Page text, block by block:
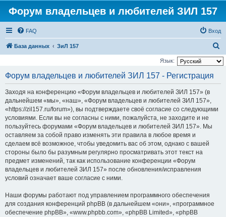
Форум владельцев и любителей ЗИЛ 157
FAQ Вход
База данных ЗиЛ 157
о
Язык:
Форум владельцев и любителей ЗИЛ 157 - Регистрация
Заходя на конференцию «Форум владельцев и любителей ЗИЛ 157» (в
дальнейшем «мы», «наш», «Форум владельцев и любителей ЗИЛ 157»,
«https://zil157.ru/forum»), вы подтверждаете своё согласие со следующими
условиями. Если вы не согласны с ними, пожалуйста, не заходите и не
пользуйтесь форумами «Форум владельцев и любителей ЗИЛ 157». Мы
оставляем за собой право изменять эти правила в любое время и
сделаем всё возможное, чтобы уведомить вас об этом, однако с вашей
стороны было бы разумным регулярно просматривать этот текст на
предмет изменений, так как использование конференции «Форум
владельцев и любителей ЗИЛ 157» после обновления/исправления
условий означает ваше согласие с ними.
Наши форумы работают под управлением программного обеспечения
для создания конференций phpBB (в дальнейшем «они», «программное
обеспечение phpBB», «www.phpbb.com», «phpBB Limited», «phpBB